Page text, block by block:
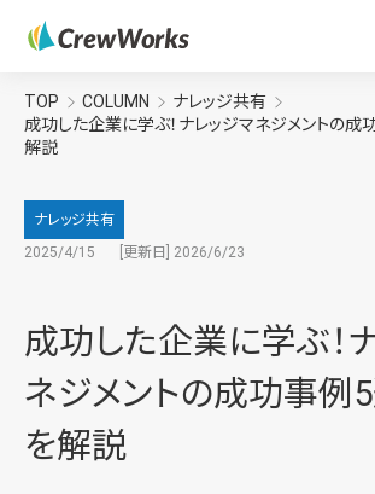
TOP COLUMN
ナレッジ共有
成功した企業に学ぶ！ナレッジマネジメントの成
解説
ナレッジ共有
2025/4/15
[更新日] 2026/6/23
成功した企業に学ぶ！
ネジメントの成功事例
を解説